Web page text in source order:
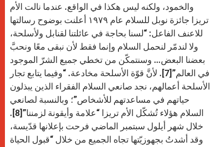
والخمود، ولكنه ليس هكذا في الواقع. عندما نالت الأم
تريزا جائزة نوبل للسلام عام ۱۹۷۹ أعلنت بوضوح رسالتها
للاعنف الفاعل: “لسنا بحاجة في عائلتنا لقنابل ولأسلحة،
ولا لندمّر لنحمل السلام وإنما فقط لأن نبقى معًا ونحبَّ
بعضنا البعض… وسنتمكّن من تخطي جميع الشرّ الموجود
في العالم”[7]. لأنَّ قوّة الأسلحة مخادعة. “وفيما يتابع تجار
الأسلحة أعمالهم، نجد صانعي السلام الفقراء الذين يبذلون
حياتهم في مساعدتهم للأشخاص”؛ وبالنسبة لصانعي
السلام هؤلاء تُشكّل الأم تريزا “علامة وأيقونة لزمننا”[8].
خلال شهر أيلول سبتمبر الماضي فرحت بإعلانها قدّيسة،
وقد أشدتُ بجهوزيّتها تجاه الجميع من خلال “قبول الحياة